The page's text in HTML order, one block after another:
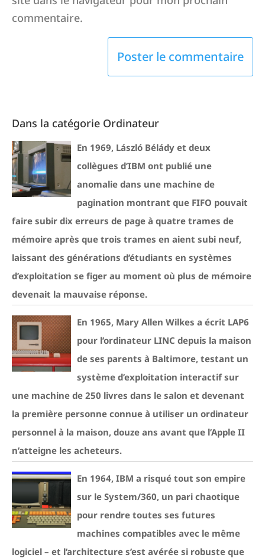
commentaire.
Dans la catégorie Ordinateur
En 1969, László Bélády et deux
collègues d’IBM ont publié une
anomalie dans une machine de
pagination montrant que FIFO pouvait
faire subir dix erreurs de page à quatre trames de
mémoire après que trois trames en aient subi neuf,
laissant des générations d’étudiants en systèmes
d’exploitation se figer au moment où plus de mémoire
devenait la mauvaise réponse.
En 1965, Mary Allen Wilkes a écrit LAP6
pour l’ordinateur LINC depuis la maison
de ses parents à Baltimore, testant un
système d’exploitation interactif sur
une machine de 250 livres dans le salon et devenant
la première personne connue à utiliser un ordinateur
personnel à la maison, douze ans avant que l’Apple II
n’atteigne les acheteurs.
En 1964, IBM a risqué tout son empire
sur le System/360, un pari chaotique
pour rendre toutes ses futures
machines compatibles avec le même
logiciel – et l’architecture s’est avérée si robuste que